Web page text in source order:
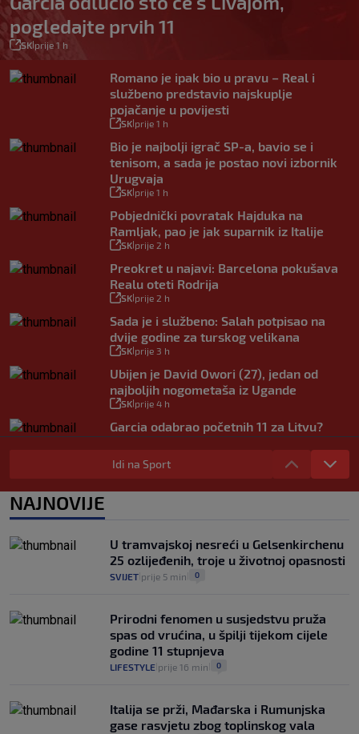
pogledajte prvih 11
SK prije 1 h
Romano je ipak bio u pravu – Real i
službeno predstavio najskuplje
pojačanje u povijesti
SK prije 1 h
Bio je najbolji igrač SP-a, bavio se i
tenisom, a sada je postao novi izbornik
Urugvaja
SK prije 1 h
Pobjednički povratak Hajduka na
Ramljak, pao je jak suparnik iz Italije
SK prije 2 h
Preokret u najavi: Barcelona pokušava
Realu oteti Rodrija
SK prije 2 h
Sada je i službeno: Salah potpisao na
dvije godine za turskog velikana
SK prije 3 h
Ubijen je David Owori (27), jedan od
najboljih nogometaša iz Ugande
SK prije 4 h
Garcia odabrao početnih 11 za Litvu?
Njemački kroničar govorio o Vuškoviću:
Ima samo jednu manu
Idi na Sport
NAJNOVIJE
U tramvajskoj nesreći u Gelsenkirchenu
25 ozlijeđenih, troje u životnoj opasnosti
SVIJET prije 5 min 0
Prirodni fenomen u susjedstvu pruža
spas od vrućina, u špilji tijekom cijele
godine 11 stupnjeva
LIFESTYLE prije 16 min 0
Italija se prži, Mađarska i Rumunjska
gase rasvjetu zbog toplinskog vala